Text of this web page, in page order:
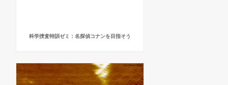
科学捜査特訓ゼミ：名探偵コナンを目指そう